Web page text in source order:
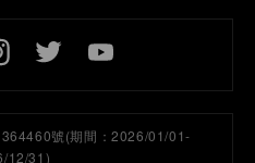
號(期間：2026/01/01-
12/31)